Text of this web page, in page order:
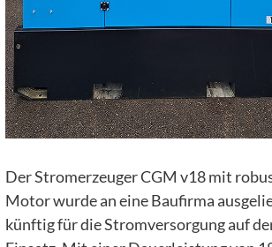
Der Stromerzeuger CGM v18 mit
Motor wurde an eine Baufirma
künftig für die Stromversorgung auf